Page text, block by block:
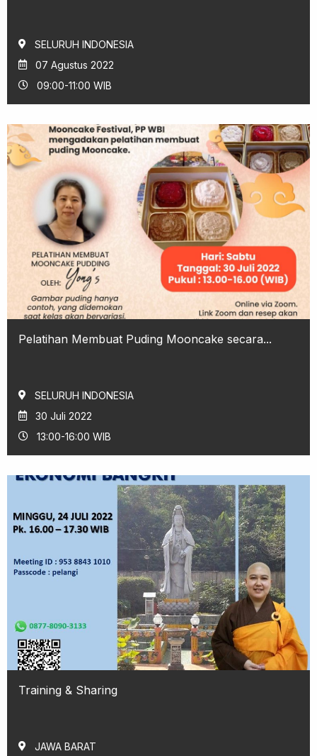
SELURUH INDONESIA
07 Agustus 2022
09:00-11:00 WIB
Pelatihan Membuat Puding Mooncake secara...
SELURUH INDONESIA
30 Juli 2022
13:00-16:00 WIB
Training & Sharing
JAWA BARAT